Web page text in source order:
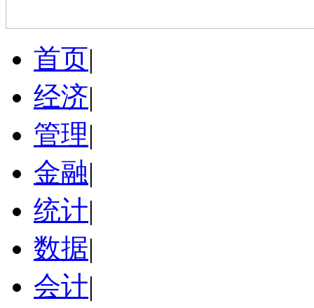
首页|
经济|
管理|
金融|
统计|
数据|
会计|